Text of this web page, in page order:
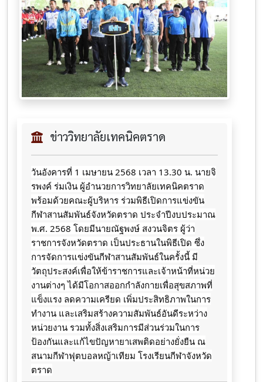
ข่าววิทยาลัยเทคนิคตราด
วันอังคารที่ 1 เมษายน 2568 เวลา 13.30 น. นายจิ
รพงค์ ร่มเงิน ผู้อำนวยการวิทยาลัยเทคนิคตราด
พร้อมด้วยคณะผู้บริหาร ร่วมพิธีเปิดการแข่งขัน
กีฬาสานสัมพันธ์จังหวัดตราด ประจำปีงบประมาณ
พ.ศ. 2568 โดยมีนายณัฐพงษ์ สงวนจิตร ผู้ว่า
ราชการจังหวัดตราด เป็นประธานในพิธีเปิด ซึ่ง
การจัดการแข่งขันกีฬาสานสัมพันธ์ในครั้งนี้ มี
วัตถุประสงค์เพื่อให้ข้าราชการและเจ้าหน้าที่หน่วย
งานต่างๆ ได้มีโอกาสออกกำลังกายเพื่อสุขสภาพที่
แข็งแรง ลดความเครียด เพิ่มประสิทธิภาพในการ
ทำงาน และเสริมสร้างความสัมพันธ์อันดีระหว่าง
หน่วยงาน รวมทั้งสิ่งเสริมการมีส่วนร่วมในการ
ป้องกันและแก้ไขปัญหายาเสพติดอย่างยั่งยืน ณ
สนามกีฬาฟุตบอลหญ้าเทียม โรงเรียนกีฬาจังหวัด
ตราด